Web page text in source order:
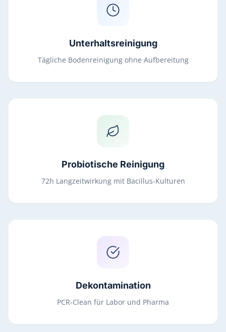
Unterhaltsreinigung
Tägliche Bodenreinigung ohne Aufbereitung
Probiotische Reinigung
72h Langzeitwirkung mit Bacillus-Kulturen
Dekontamination
PCR-Clean für Labor und Pharma